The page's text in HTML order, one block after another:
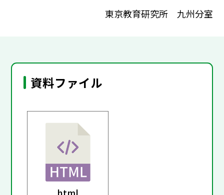
東京教育研究所 九州分室
資料ファイル
html